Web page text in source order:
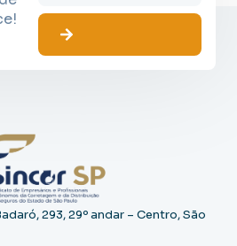
293, 29º andar – Centro, São